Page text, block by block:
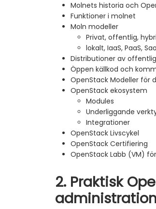
Molnets historia och
Funktioner i molnet
Moln modeller
Privat, offentlig,
lokalt, IaaS, PaaS,
Distributioner av
Öppen källkod och
OpenStack Modeller för
OpenStack ekosystem
Modules
Underliggande
Integrationer
OpenStack Livscykel
OpenStack Certifiering
OpenStack Labb (VM)
2. Praktisk